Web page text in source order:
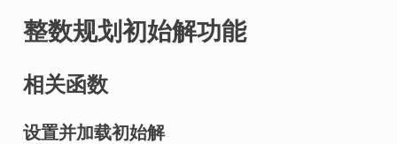
整数规划初始解功能
相关函数
设置并加载初始解